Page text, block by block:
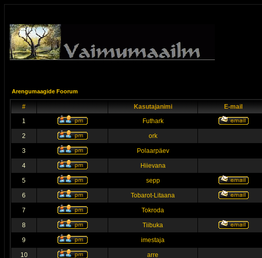
Arengumaagide Foorum
# Kasutajanimi E-mail
1
Futhark
2 ork
3 Polaarpäev
4 Hiievana
5 sepp
6 Tobarot-Litaana
7 Tokroda
8 Tiibuka
9 imestaja
10 arre